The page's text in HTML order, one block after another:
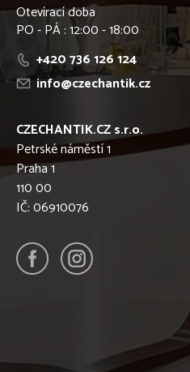
Otevírací doba
PO - PÁ : 12:00 - 18:00
+420 736 126 124
info@czechantik.cz
CZECHANTIK.CZ s.r.o.
Petrské náměstí 1
Praha 1
110 00
IČ: 06910076